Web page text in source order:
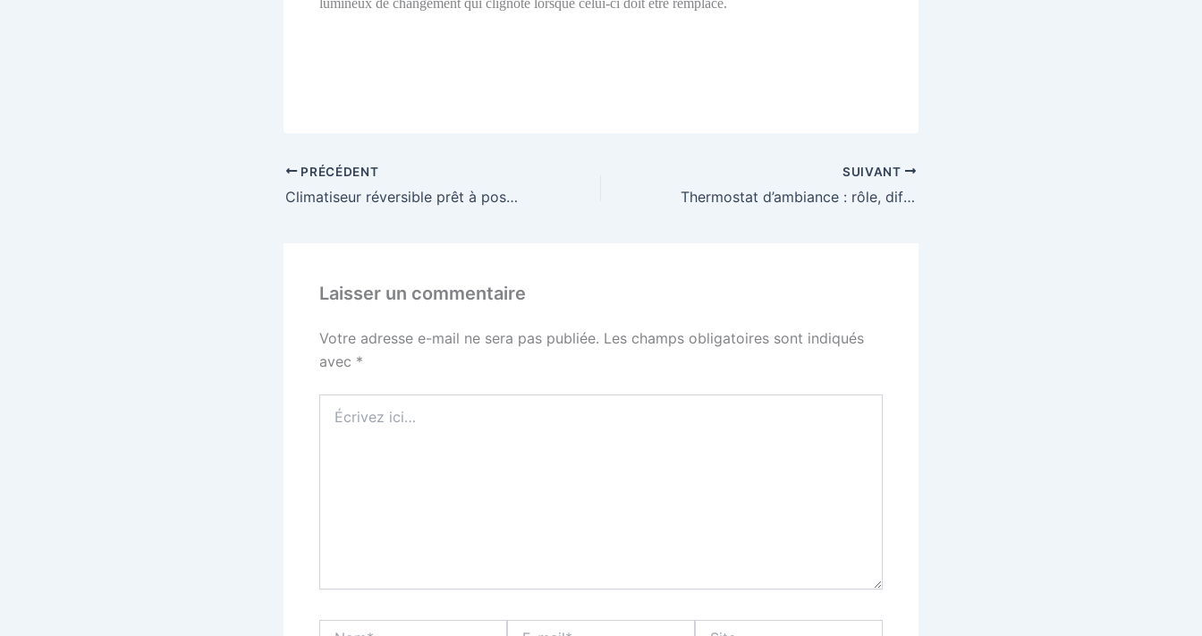
PRÉCÉDENT
Climatiseur réversible prêt à poser : voici les marques les plus populaires
SUIVANT
Thermostat d’ambiance : rôle, différents types et critères de choix
Laisser un commentaire
Votre adresse e-mail ne sera pas publiée. Les champs obligatoires sont indiqués
avec *
ici…